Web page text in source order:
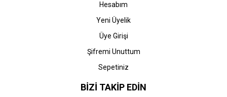
Hesabım
Yeni Üyelik
Üye Girişi
Şifremi Unuttum
Sepetiniz
BİZİ TAKİP EDİN